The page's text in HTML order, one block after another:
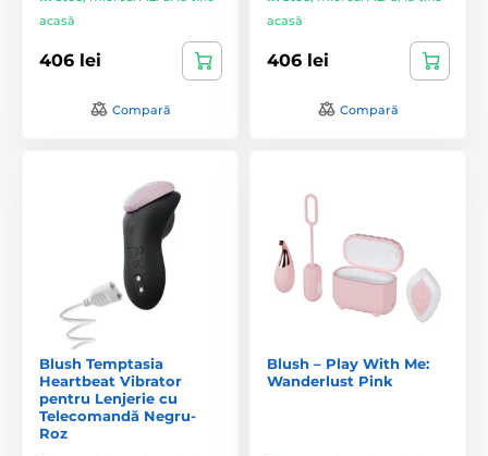
acasă
406 lei
Compară
acasă
406 lei
Compară
Blush Temptasia
Heartbeat Vibrator
pentru Lenjerie cu
Telecomandă Negru-
Roz
Blush – Play With Me:
Wanderlust Pink